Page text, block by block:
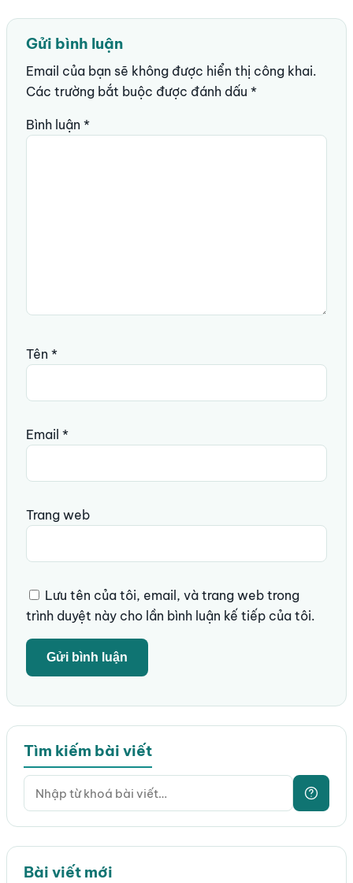
Gửi bình luận
Email của bạn sẽ không được hiển thị công khai.
Các trường bắt buộc được đánh dấu *
Bình luận *
Tên *
Email *
Trang web
Lưu tên của tôi, email, và trang web trong
trình duyệt này cho lần bình luận kế tiếp của tôi.
Tìm kiếm bài viết
Bài viết mới